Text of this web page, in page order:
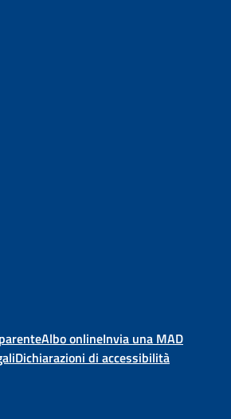
Albo onlineInvia una MAD
Dichiarazioni di accessibilità